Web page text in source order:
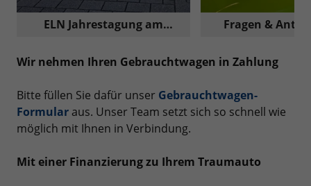
ELN Jahrestagung am
Fragen &
Wir nehmen Ihren Gebrauchtwagen in Zahlung
Bitte füllen Sie dafür unser Gebrauchtwagen-
Formular aus. Unser Team setzt sich so schnell wie
möglich mit Ihnen in Verbindung.
Mit einer Finanzierung zu Ihrem Traumauto